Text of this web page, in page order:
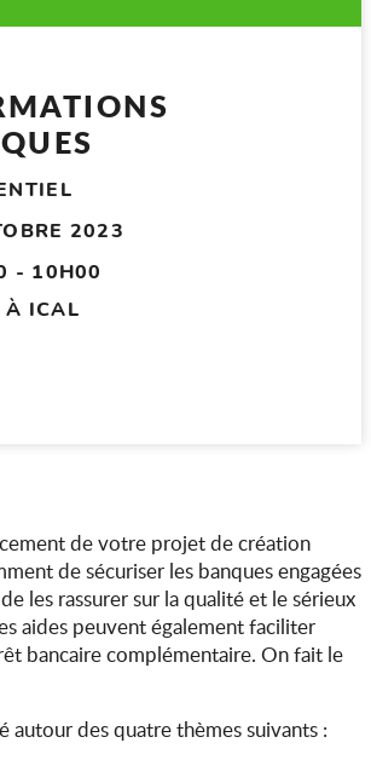
2023
- 10H00
À ICAL
de votre projet de création
de sécuriser les banques engagées
les rassurer sur la qualité et le sérieux
aides peuvent également faciliter
bancaire complémentaire. On fait le
autour des quatre thèmes suivants :